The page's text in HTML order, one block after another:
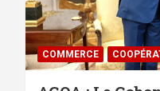
COMMERCE